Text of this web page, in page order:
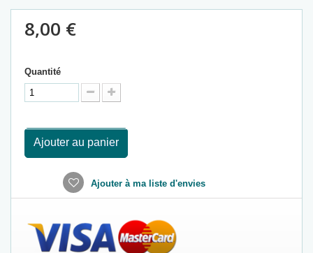
8,00 €
Quantité
Ajouter au panier
Ajouter à ma liste d'envies